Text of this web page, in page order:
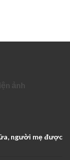
ảnh
người mẹ được